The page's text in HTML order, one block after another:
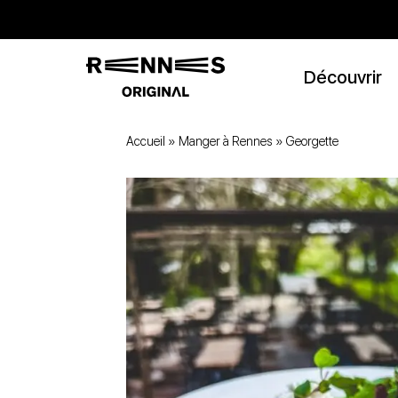
Découvrir
Accueil » Manger à Rennes » Georgette